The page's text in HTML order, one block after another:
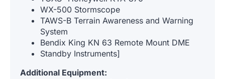
WX-500 Stormscope
TAWS-B Terrain Awareness and Warning
System
Bendix King KN 63 Remote Mount DME
Standby Instruments]
Additional Equipment: